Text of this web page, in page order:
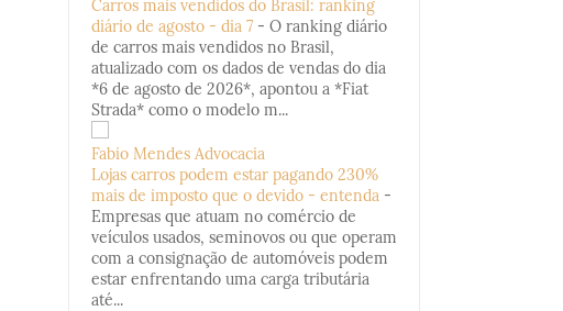
Carros mais vendidos do Brasil: ranking
diário de agosto - dia 7 - O ranking diário
de carros mais vendidos no Brasil,
atualizado com os dados de vendas do dia
*6 de agosto de 2026*, apontou a *Fiat
Strada* como o modelo m...
Fabio Mendes Advocacia
Lojas carros podem estar pagando 230%
mais de imposto que o devido - entenda -
Empresas que atuam no comércio de
veículos usados, seminovos ou que operam
com a consignação de automóveis podem
estar enfrentando uma carga tributária
até...